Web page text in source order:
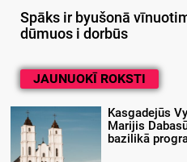
Spāks ir byušonā
dūmuos i dorbūs
JAUNUOKĪ ROKSTI
Kasgadejūs
Marijis
bazilikā